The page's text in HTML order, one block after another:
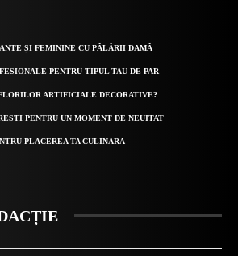
ȘI FEMININE CU PĂLĂRII DAMĂ
PENTRU TIPUL TAU DE PAR
ARTIFICIALE DECORATIVE?
PENTRU UN MOMENT DE NEUITAT
PLACEREA TA CULINARA